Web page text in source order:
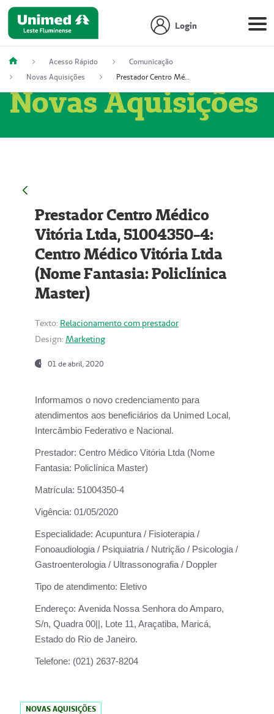
Login
Acesso Rápido
Comunicação
Novas Aquisições
Prestador Centro Médico Vitória Ltda, 51004350-4: Centro Médico Vitória Ltda (Nome Fantasia: Policlínica Master)
Novas Aquisições
Prestador Centro Médico
Vitória Ltda, 51004350-4:
Centro Médico Vitória Ltda
(Nome Fantasia: Policlínica
Master)
Texto: Relacionamento com prestador
Design: Marketing
01 de abril, 2020
Informamos o novo credenciamento para
atendimentos aos beneficiários da Unimed Local,
Intercâmbio Federativo e Nacional.
Prestador: Centro Médico Vitória Ltda (Nome
Fantasia: Policlínica Master)
Matrícula: 51004350-4
Vigência: 01/05/2020
Especialidade: Acupuntura / Fisioterapia /
Fonoaudiologia / Psiquiatria / Nutrição / Psicologia /
Gastroenterologia / Ultrassonografia / Doppler
Tipo de atendimento: Eletivo
Endereço: Avenida Nossa Senhora do Amparo,
S/n, Quadra 00||, Lote 11, Araçatiba, Maricá,
Estado do Rio de Janeiro.
Telefone: (021) 2637-8204
NOVAS AQUISIÇÕES